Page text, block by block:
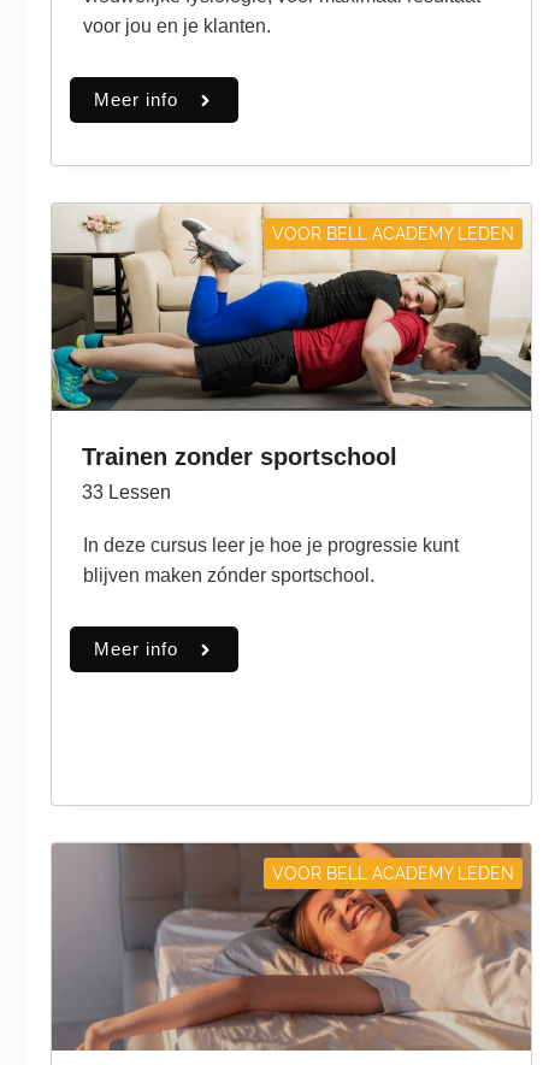
voor jou en je klanten.
Meer info
VOOR BELL ACADEMY LEDEN
Trainen zonder sportschool
33 Lessen
In deze cursus leer je hoe je progressie kunt
blijven maken zónder sportschool.
Meer info
VOOR BELL ACADEMY LEDEN